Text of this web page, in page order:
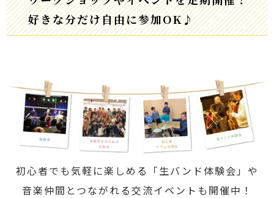
好きな分だけ自由に参加OK♪
初心者でも気軽に楽しめる「生バンド体験会」や
音楽仲間とつながれる交流イベントも開催中！